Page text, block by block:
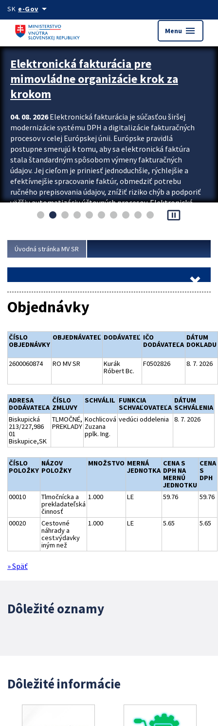
Preskocit na hlavný obsah
SK e-Govarrow_drop_down
Menu menu
Zastavit automatický posun upútavok
Elektronická fakturácia pre
mimovládne organizácie krok za
krokom
04. 08. 2026Elektronická fakturácia je súčasťou širšej
modernizácie systému DPH a digitalizácie fakturačných
procesov v celej Európskej únii. Európske pravidlá
postupne smerujú k tomu, aby sa elektronická faktúra
stala štandardným spôsobom výmeny fakturačných
údajov. Jej cieľom je priniesť jednoduchšie, rýchlejšie a
efektívnejšie spracovanie faktúr, obmedziť potrebu
ručného prepisovania údajov, znížiť riziko chýb a podporiť
väčšiu automatizáciu účtovných procesov. Elektronická
fakturácia preto nepredstavuje...
pause_presentation
Úvodná stránka MV SR
Objednávky
ČÍSLO
OBJEDNÁVKY
OBJEDNÁVATEĽ DODÁVATEĽ IČO
DODÁVATEĽA
DÁTUM
DOKLADU
2600060874 RO MV SR
Kurák
Róbert Bc.
F0502826 8. 7. 2026
ADRESA
DODÁVATEĽA
ČÍSLO
ZMLUVY
SCHVÁLIL FUNKCIA
SCHVAĽOVATEĽA
DÁTUM
SCHVÁLENIA
Biskupická
213/227,986
01
Biskupice,SK
TLMOČNÉ,
PREKLADY
Kochlicová
Zuzana
pplk. Ing.
vedúci oddelenia 8. 7. 2026
ČÍSLO
POLOŽKY
NÁZOV
POLOŽKY
MNOŽSTVO MERNÁ
JEDNOTKA
CENA S
DPH NA
MERNÚ
JEDNOTKU
CENA
S
DPH
00010
Tlmočnícka a
prekladateľská
činnosť
1.000 LE 59.76 59.76
00020
Cestovné
náhrady a
cest.výdavky
iným než
1.000 LE 5.65 5.65
» Späť
Dôležité oznamy
Dôležité informácie